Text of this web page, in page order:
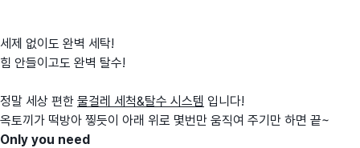
세제 없이도 완벽 세탁!
힘 안들이고도 완벽 탈수!
정말 세상 편한 물걸레 세척&탈수 시스템 입니다!
옥토끼가 떡방아 찧듯이 아래 위로 몇번만 움직여 주기만 하면 끝~
Only you need